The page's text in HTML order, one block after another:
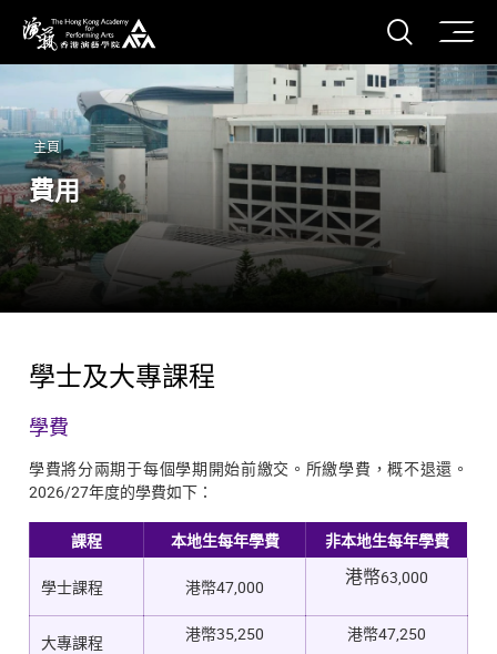
香港演藝學院
打開
主頁
費用
學士及大專課程
學費
學費將分兩期于每個學期開始前繳交。所繳學費，概不退還。
2026/27年度的學費如下：
課程 本地生每年學費 非本地生每年學費
學士課程 港幣47,000 港幣63,000
大專課程 港幣35,250 港幣47,250